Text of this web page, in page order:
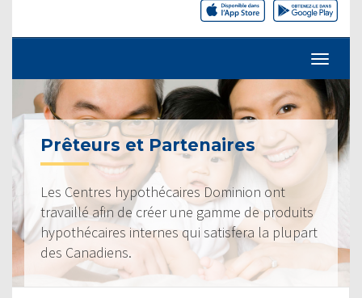
Prêteurs et Partenaires
Les Centres hypothécaires Dominion ont
travaillé afin de créer une gamme de produits
hypothécaires internes qui satisfera la plupart
des Canadiens.